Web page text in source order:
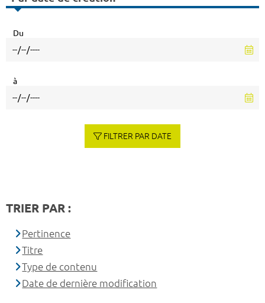
Du
à
FILTRER PAR DATE
TRIER PAR :
Pertinence
Titre
Type de contenu
Date de dernière modification